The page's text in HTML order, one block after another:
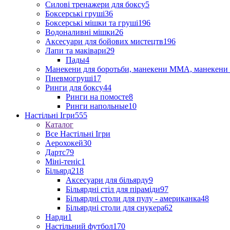
Силові тренажери для боксу5
Боксерські груші36
Боксерські мішки та груші196
Водоналивні мішки26
Аксесуари для бойових мистецтв196
Лапи та маківари29
Пады4
Манекени для боротьби, манекени ММА, манекени
Пневмогруші17
Ринги для боксу44
Ринги на помосте8
Ринги напольные10
Настільні Ігри555
Каталог
Все Настільні Ігри
Аерохокей30
Дартс79
Міні-теніс1
Більярд218
Аксесуари для більярду9
Більярдні стіл для піраміди97
Більярдні столи для пулу - американка48
Більярдні столи для снукера62
Нарди1
Настільний футбол170